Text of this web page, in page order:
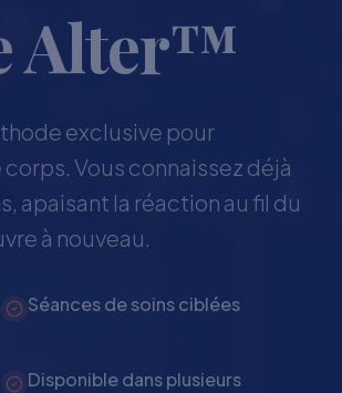
Alter™
exclusive pour
Vous connaissez déjà
apaisant la réaction au fil du
à nouveau.
Séances de soins ciblées
Disponible dans plusieurs